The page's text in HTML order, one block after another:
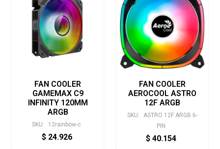
FAN COOLER
GAMEMAX C9
INFINITY 120MM
ARGB
SKU: 12rainbow-c
$ 24.926
FAN COOLER
AEROCOOL ASTRO
12F ARGB
SKU:
ASTRO 12F ARGB 6-
PIN
$ 40.154